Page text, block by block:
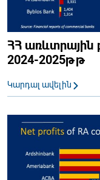
ՀՀ առևտրային
2024-2025թթ
Կարդալ ավելին